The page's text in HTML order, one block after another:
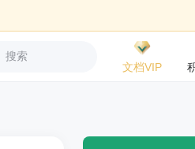
搜索
文档VIP